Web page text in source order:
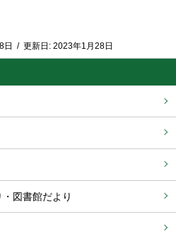
図書館だより
日 / 更新日: 2023年1月28日